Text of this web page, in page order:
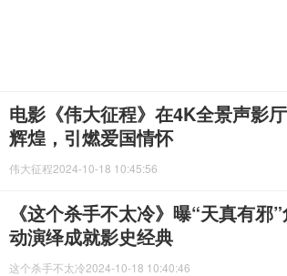
电影《伟大征程》在4K全景声影
辉煌，引燃爱国情怀
伟大征程2024-10-18 10:45:56
《这个杀手不太冷》曝“天真有邪
动演绎成就影史经典
这个杀手不太冷2024-10-18 10:40:46